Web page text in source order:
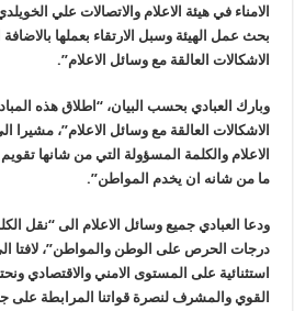
الامناء في هيئة الاعلام والاتصالات علي
بحث عمل الهيئة وسبل الارتقاء بعملها
الاشكالات العالقة مع وسائل الاعلام”.
وبارك العبادي بحسب البيان، “اطلاق هذه
الاشكالات العالقة مع وسائل الاعلام”، مشيرا
الاعلام والكلمة المسؤولة التي من شانها
ما من شانه ان يخدم المواطن”.
ودعا العبادي جميع وسائل الاعلام الى “نقل
درجات الحرص على الوطن والمواطن”، لافتا
استثنائية على المستوى الامني والاقتصادي
القوي والمشرف لنصرة قواتنا المرابطة على